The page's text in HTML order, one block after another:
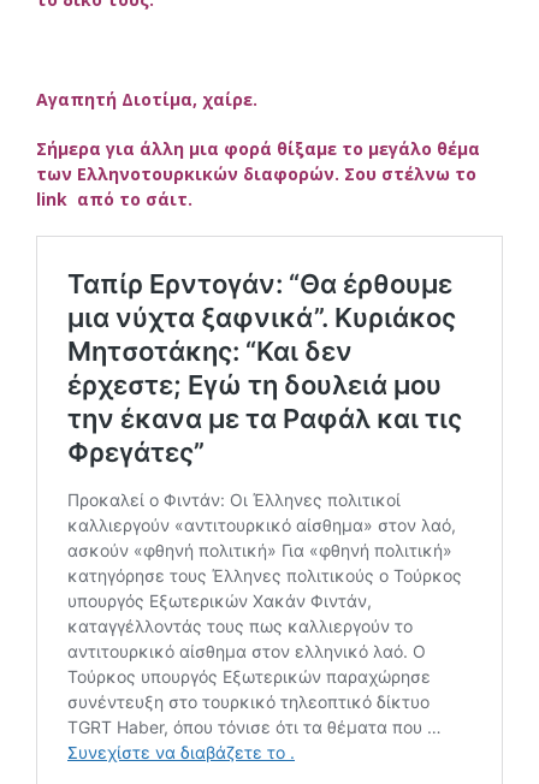
Αγαπητή Διοτίμα, χαίρε.
Σήμερα για άλλη μια φορά θίξαμε το μεγάλο θέμα
των Ελληνοτουρκικών διαφορών. Σου στέλνω το
link από το σάιτ.